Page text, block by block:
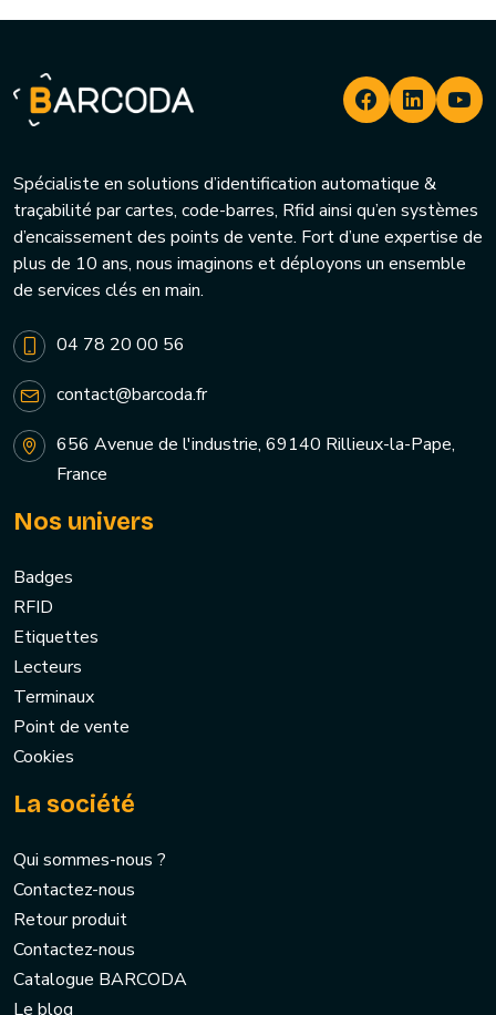
Spécialiste en solutions d’identification automatique &
traçabilité par cartes, code-barres, Rfid ainsi qu’en systèmes
d’encaissement des points de vente. Fort d’une expertise de
plus de 10 ans, nous imaginons et déployons un ensemble
de services clés en main.
04 78 20 00 56
contact@barcoda.fr
656 Avenue de l'industrie, 69140 Rillieux-la-Pape,
France
Nos univers
Badges
RFID
Etiquettes
Lecteurs
Terminaux
Point de vente
Cookies
La société
Qui sommes-nous ?
Contactez-nous
Retour produit
Contactez-nous
Catalogue BARCODA
Le blog